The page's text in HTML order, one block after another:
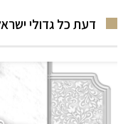
דעת כל גדולי